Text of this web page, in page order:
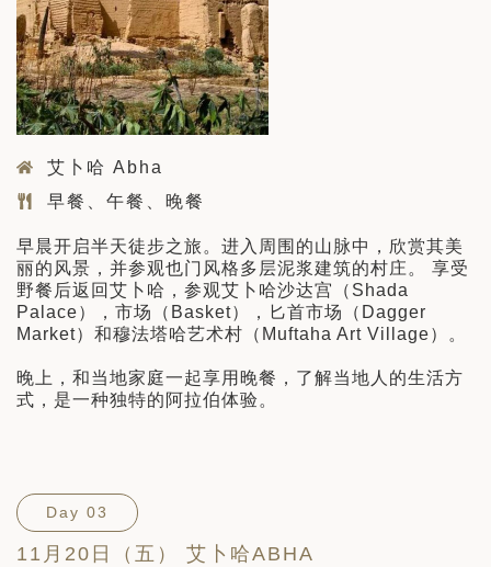
艾卜哈 Abha
早餐、午餐、晚餐
早晨开启半天徒步之旅。进入周围的山脉中，欣赏其美
丽的风景，并参观也门风格多层泥浆建筑的村庄。 享受
野餐后返回艾卜哈，参观艾卜哈沙达宫（Shada
Palace），市场（Basket），匕首市场（Dagger
Market）和穆法塔哈艺术村（Muftaha Art Village）。
晚上，和当地家庭一起享用晚餐，了解当地人的生活方
式，是一种独特的阿拉伯体验。
Day 03
11月20日（五） 艾卜哈ABHA